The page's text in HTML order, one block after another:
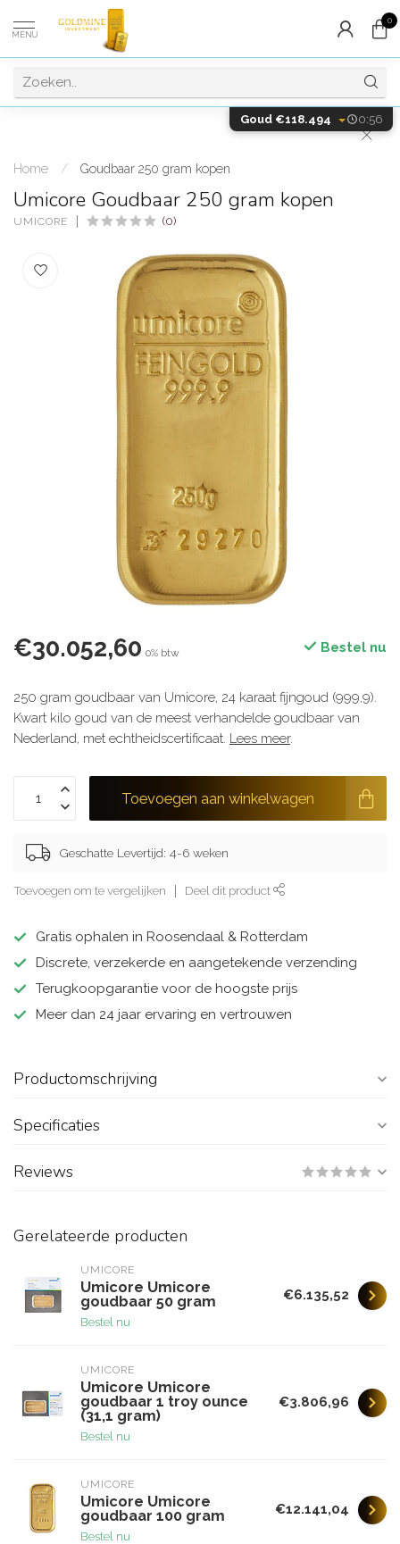
MENU
0
Home / Goudbaar 250 gram kopen
Umicore Goudbaar 250 gram kopen
UMICORE (0)
€30.052,60 0% btw Bestel nu
250 gram goudbaar van Umicore, 24 karaat fijngoud (999,9).
Kwart kilo goud van de meest verhandelde goudbaar van
Nederland, met echtheidscertificaat. Lees meer.
Toevoegen aan winkelwagen
Geschatte Levertijd: 4-6 weken
Toevoegen om te vergelijken Deel dit product
Gratis ophalen in Roosendaal & Rotterdam
Discrete, verzekerde en aangetekende verzending
Terugkoopgarantie voor de hoogste prijs
Meer dan 24 jaar ervaring en vertrouwen
Productomschrijving
Specificaties
Reviews
Gerelateerde producten
UMICORE
Umicore Umicore
goudbaar 50 gram
Bestel nu
€6.135,52
UMICORE
Umicore Umicore
goudbaar 1 troy ounce
(31,1 gram)
Bestel nu
€3.806,96
UMICORE
Umicore Umicore
goudbaar 100 gram
Bestel nu
€12.141,04
Goud €118.494 0:55